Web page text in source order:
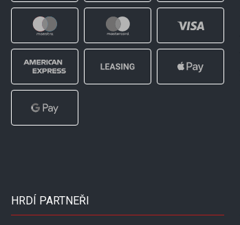
HRDÍ PARTNEŘI